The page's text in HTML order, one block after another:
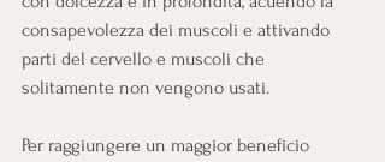
consapevolezza dei muscoli e attivando
parti del cervello e muscoli che
solitamente non vengono usati.
Per raggiungere un maggior beneficio